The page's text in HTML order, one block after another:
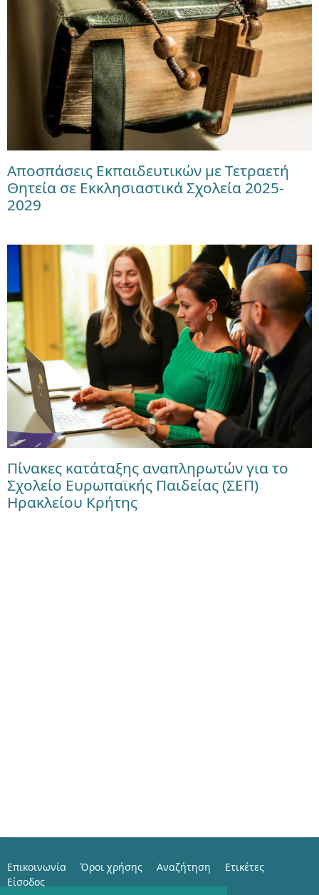
Αποσπάσεις Εκπαιδευτικών με Τετραετή
Θητεία σε Εκκλησιαστικά Σχολεία 2025-
2029
Πίνακες κατάταξης αναπληρωτών για το
Σχολείο Ευρωπαϊκής Παιδείας (ΣΕΠ)
Ηρακλείου Κρήτης
Επικοινωνία Όροι χρήσης Αναζήτηση
Ετικέτες
Είσοδος